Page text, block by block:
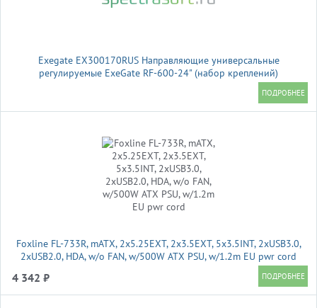
Exegate EX300170RUS Направляющие универсальные
регулируемые ExeGate RF-600-24" (набор креплений)
(продольные , высота 43 мм, длина в сложенном/раздвинутом
Foxline FL-733R, mATX, 2x5.25EXT, 2x3.5EXT, 5x3.5INT, 2xUSB3.0,
2xUSB2.0, HDA, w/o FAN, w/500W ATX PSU, w/1.2m EU pwr cord
4 342 ₽